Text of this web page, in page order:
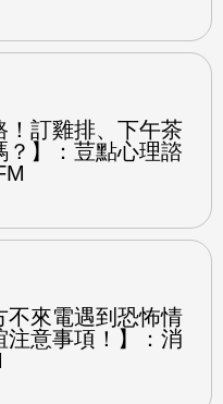
！訂雞排、下午茶
？】：荳點心理諮
不來電遇到恐怖情
注意事項！】：消